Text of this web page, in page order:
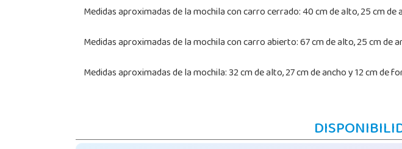
Medidas aproximadas de la mochila con carro cerrado: 40 cm de alto, 25 cm de
Medidas aproximadas de la mochila con carro abierto: 67 cm de alto, 25 cm de
Medidas aproximadas de la mochila: 32 cm de alto, 27 cm de ancho y 12 cm de